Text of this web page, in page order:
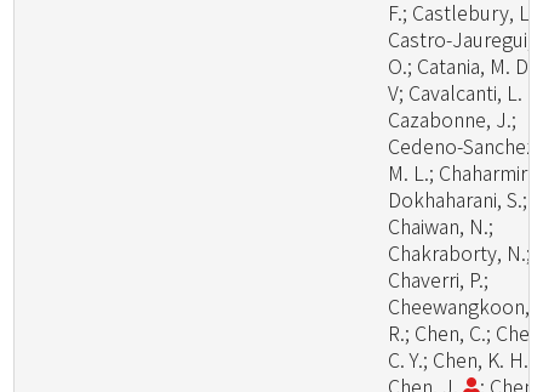
F.; Castlebury, L.;
Castro-Jauregui,
O.; Catania, M. D.,
V; Cavalcanti, L.
Cazabonne, J.;
Cedeno-Sanchez,
M. L.; Chaharmiri-
Dokhaharani, S.;
Chaiwan, N.;
Chakraborty, N.;
Chaverri, P.;
Cheewangkoon,
R.; Chen, C.;
C. Y.; Chen, K. H.;
Chen, J.
; Chen,